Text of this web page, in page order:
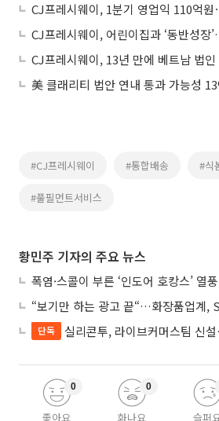
CJ프레시웨이, 1분기 영업익 110억
CJ프레시웨이, 13년 만에 베트남 법인
#CJ프레시웨이 #통합배송 #식
#풀필먼트서비스
황민주 기자의 주요 뉴스
단독 실리콘투, 라이브커머스팀 신설…K뷰티 ‘
좋아요
0
화나요
0
슬퍼